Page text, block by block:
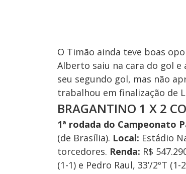
O Timão ainda teve boas
Alberto saiu na cara do gol e
seu segundo gol, mas não
trabalhou em finalização de
BRAGANTINO 1 X 2
1ª rodada do Campeonato
(de Brasília). Local: Estádio
torcedores. Renda: R$
(1-1) e Pedro Raul, 33’/2ºT (1-